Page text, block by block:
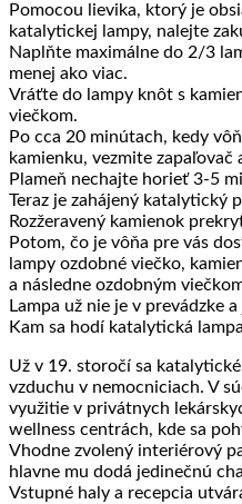
Pomocou lievika, ktorý je
katalytickej lampy, nalejte
Naplňte maximálne do 2/3
menej ako viac.
Vráťte do lampy knôt s
viečkom.
Po cca 20 minútach, kedy
kamienku, vezmite zapaľovač
Plameň nechajte horieť 3-5
Teraz je zahájený katalytický
Rozžeravený kamienok
Potom, čo je vôňa pre vás
lampy ozdobné viečko,
a následne ozdobným
Lampa už nie je v prevádzke
Kam sa hodí katalytická lampa
Už v 19. storočí sa
vzduchu v nemocniciach. V
využitie v privátnych
wellness centrách, kde sa
Vhodne zvolený interiérový
hlavne mu dodá jedinečnú
Vstupné haly a recepcia